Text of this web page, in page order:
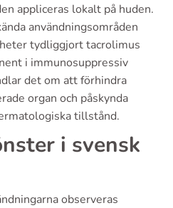
appliceras lokalt på huden.
användningsområden
tydliggjort tacrolimus
i immunosuppressiv
det om att förhindra
organ och påskynda
tillstånd.
i svensk
observeras